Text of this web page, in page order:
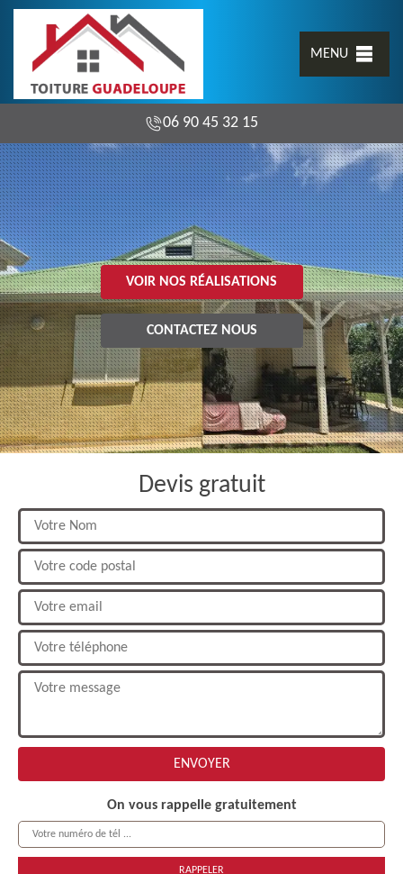
MENU
06 90 45 32 15
VOIR NOS RÉALISATIONS
CONTACTEZ NOUS
Devis gratuit
On vous rappelle gratuitement